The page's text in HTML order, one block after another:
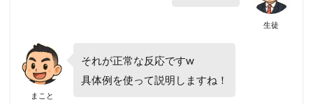
生徒
まこと
それが正常な反応ですw
具体例を使って説明しますね！